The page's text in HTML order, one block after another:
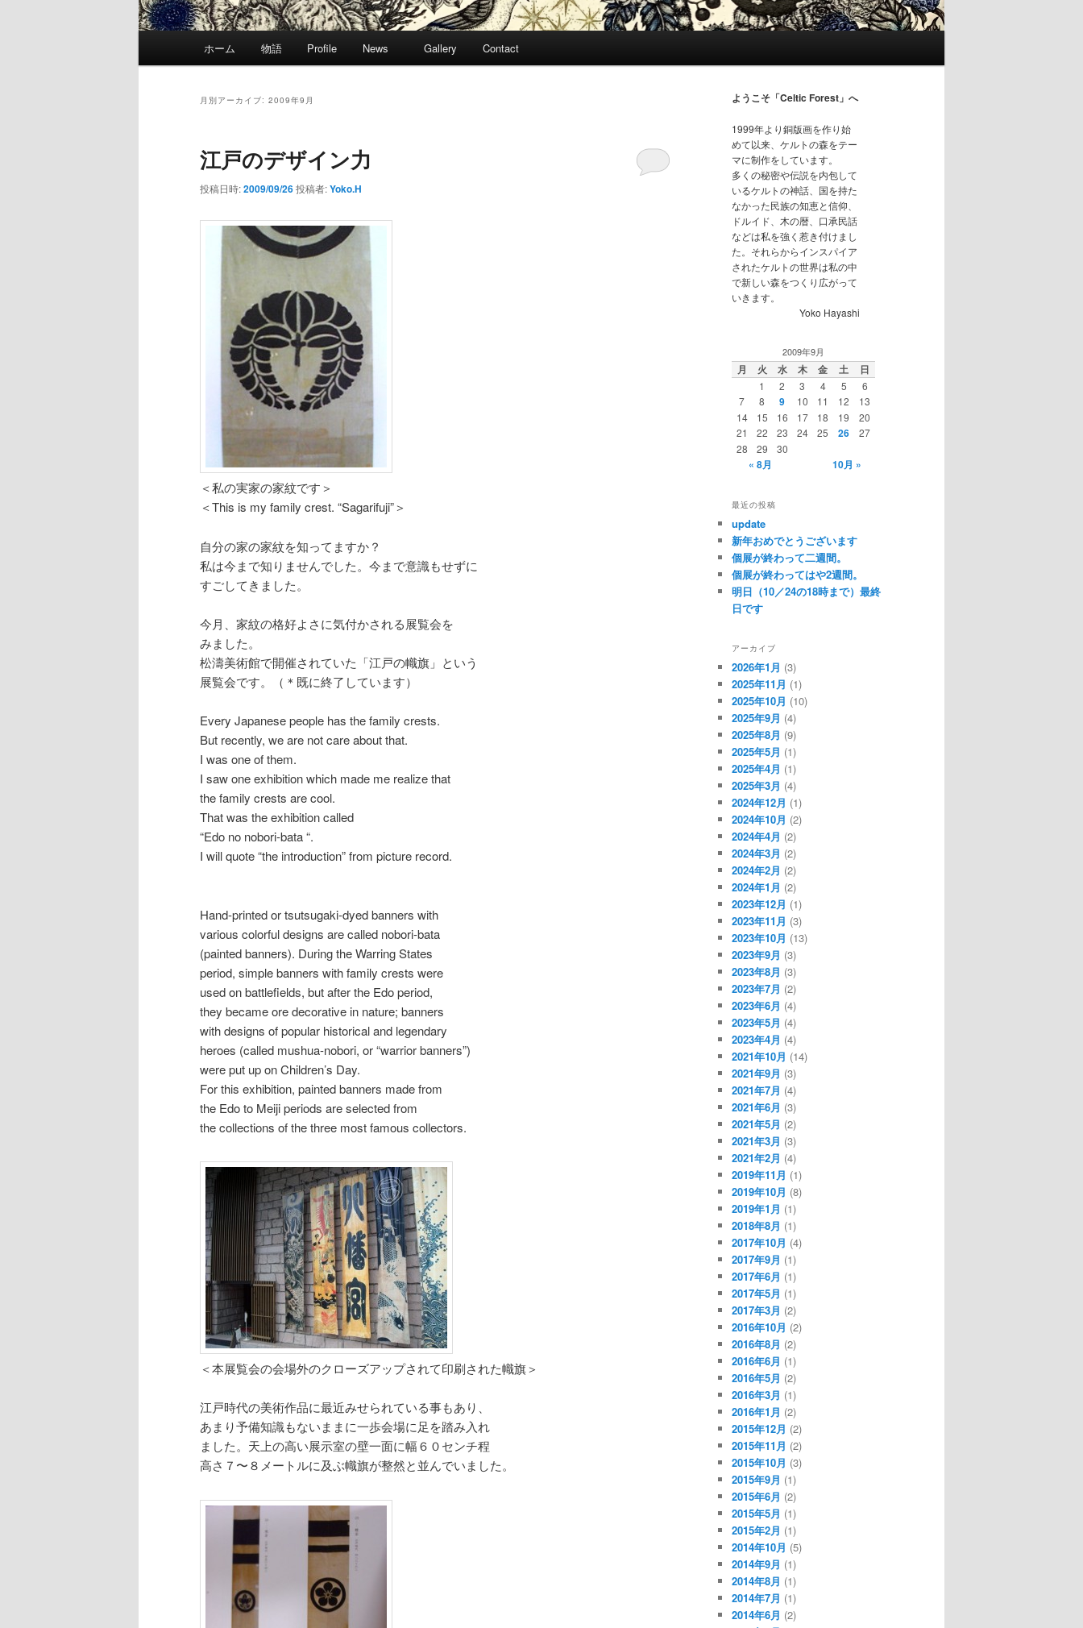
ホーム 物語 Profile News Gallery Contact
月別アーカイブ: 2009年9月
江戸のデザイン力
投稿日時:2009/09/26投稿者:Yoko.H
＜私の実家の家紋です＞
＜This is my family crest. “Sagarifuji”＞
自分の家の家紋を知ってますか？
私は今まで知りませんでした。今まで意識もせずに
すごしてきました。
今月、家紋の格好よさに気付かされる展覧会を
みました。
松濤美術館で開催されていた「江戸の幟旗」という
展覧会です。（＊既に終了しています）
Every Japanese people has the family crests.
But recently, we are not care about that.
I was one of them.
I saw one exhibition which made me realize that
the family crests are cool.
That was the exhibition called
“Edo no nobori-bata “.
I will quote “the introduction” from picture record.
Hand-printed or tsutsugaki-dyed banners with
various colorful designs are called nobori-bata
(painted banners). During the Warring States
period, simple banners with family crests were
used on battlefields, but after the Edo period,
they became ore decorative in nature; banners
with designs of popular historical and legendary
heroes (called mushua-nobori, or “warrior banners”)
were put up on Children’s Day.
For this exhibition, painted banners made from
the Edo to Meiji periods are selected from
the collections of the three most famous collectors.
＜本展覧会の会場外のクローズアップされて印刷された幟旗＞
江戸時代の美術作品に最近みせられている事もあり、
あまり予備知識もないままに一歩会場に足を踏み入れ
ました。天上の高い展示室の壁一面に幅６０センチ程
高さ７〜８メートルに及ぶ幟旗が整然と並んでいました。
ようこそ「Celtic Forest」へ
1999年より銅版画を作り始
めて以来、ケルトの森をテー
マに制作をしています。
多くの秘密や伝説を内包して
いるケルトの神話、国を持た
なかった民族の知恵と信仰、
ドルイド、木の暦、口承民話
などは私を強く惹き付けまし
た。それらからインスパイア
されたケルトの世界は私の中
で新しい森をつくり広がって
いきます。
Yoko Hayashi
2009年9月
月 火 水 木 金 土 日
1 2 3 4 5
6
7
8 9 10 11 12
13
14
15 16 17 18 19
20
21
22 23 24 25 26
27
28
29 30
« 8月 10月 »
最近の投稿
update
新年おめでとうございます
個展が終わって二週間。
個展が終わってはや2週間。
明日（10／24の18時まで）最終
日です
アーカイブ
2026年1月 (3)
2025年11月 (1)
2025年10月 (10)
2025年9月 (4)
2025年8月 (9)
2025年5月 (1)
2025年4月 (1)
2025年3月 (4)
2024年12月 (1)
2024年10月 (2)
2024年4月 (2)
2024年3月 (2)
2024年2月 (2)
2024年1月 (2)
2023年12月 (1)
2023年11月 (3)
2023年10月 (13)
2023年9月 (3)
2023年8月 (3)
2023年7月 (2)
2023年6月 (4)
2023年5月 (4)
2023年4月 (4)
2021年10月 (14)
2021年9月 (3)
2021年7月 (4)
2021年6月 (3)
2021年5月 (2)
2021年3月 (3)
2021年2月 (4)
2019年11月 (1)
2019年10月 (8)
2019年1月 (1)
2018年8月 (1)
2017年10月 (4)
2017年9月 (1)
2017年6月 (1)
2017年5月 (1)
2017年3月 (2)
2016年10月 (2)
2016年8月 (2)
2016年6月 (1)
2016年5月 (2)
2016年3月 (1)
2016年1月 (2)
2015年12月 (2)
2015年11月 (2)
2015年10月 (3)
2015年9月 (1)
2015年6月 (2)
2015年5月 (1)
2015年2月 (1)
2014年10月 (5)
2014年9月 (1)
2014年8月 (1)
2014年7月 (1)
2014年6月 (2)